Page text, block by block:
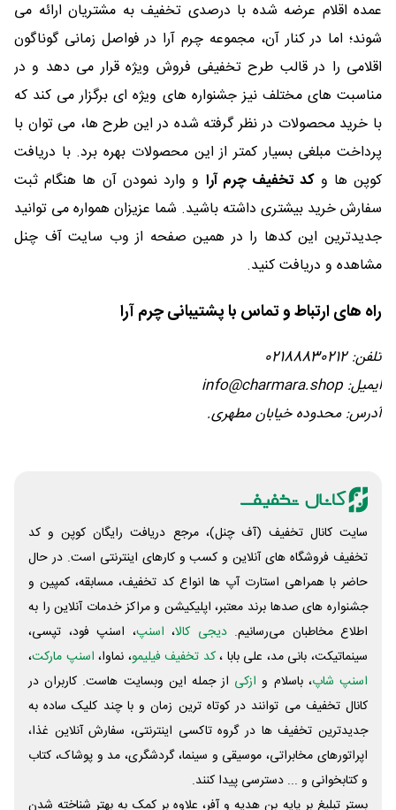
عمده اقلام عرضه شده با درصدی تخفیف به مشتریان ارائه می
شوند؛ اما در کنار آن، مجموعه چرم آرا در فواصل زمانی گوناگون
اقلامی را در قالب طرح تخفیفی فروش ویژه قرار می دهد و در
مناسبت های مختلف نیز جشنواره های ویژه ای برگزار می کند که
با خرید محصولات در نظر گرفته شده در این طرح ها، می توان با
پرداخت مبلغی بسیار کمتر از این محصولات بهره برد. با دریافت
کوپن ها وکد تخفیف چرم آرا و وارد نمودن آن ها هنگام ثبت
سفارش خرید بیشتری داشته باشید. شما عزیزان همواره می توانید
جدیدترین این کدها را در همین صفحه از وب سایت آف چنل
مشاهده و دریافت کنید.
راه‌ های ارتباط و تماس با پشتیبانی چرم آرا
تلفن: 02188830212
ایمیل: info@charmara.shop
آدرس: محدوده خیابان مطهری.
سایت کانال تخفیف (آف چنل)، مرجع دریافت رایگان کوپن و کد
تخفیف فروشگاه های آنلاین و کسب و‌ کارهای اینترنتی است. در حال
حاضر با همراهی استارت آپ ها انواع کد تخفیف، مسابقه، کمپین و
جشنواره های صدها برند معتبر، اپلیکیشن و مراکز خدمات آنلاین را به
اطلاع مخاطبان می‌رسانیم. دیجی کالا، اسنپ، اسنپ فود، تپسی،
سینماتیکت، بانی مد، علی‌ بابا ،کد تخفیف فیلیمو، نماوا، اسنپ مارکت،
اسنپ شاپ، باسلام و ازکی از جمله این وبسایت ‌هاست. کاربران در
کانال تخفیف می توانند در کوتاه ترین زمان و با چند کلیک ساده به
جدیدترین تخفیف ها در گروه تاکسی اینترنتی، سفارش آنلاین غذا،
اپراتورهای مخابراتی، موسیقی و سینما، گردشگری، مد و پوشاک، کتاب
و کتابخوانی و ... دسترسی پیدا کنند.
بستر تبلیغ بر پایه بن هدیه و آفر، علاوه بر کمک به بهتر شناخته شدن